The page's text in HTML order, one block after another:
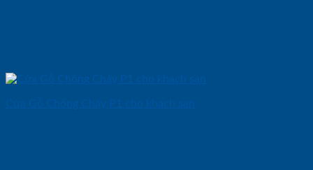
Cửa Gỗ Chống Cháy P1 cho khach san